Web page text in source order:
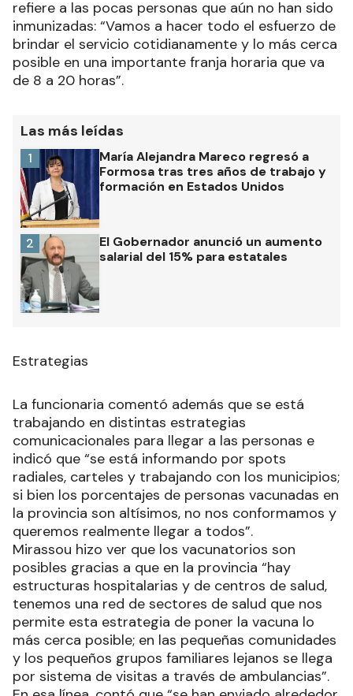
refiere a las pocas personas que aún no han sido
inmunizadas: “Vamos a hacer todo el esfuerzo de
brindar el servicio cotidianamente y lo más cerca
posible en una importante franja horaria que va
de 8 a 20 horas”.
Las más leídas
María Alejandra Mareco regresó a
Formosa tras tres años de trabajo y
formación en Estados Unidos
1
El Gobernador anunció un aumento
salarial del 15% para estatales
2
Estrategias
La funcionaria comentó además que se está
trabajando en distintas estrategias
comunicacionales para llegar a las personas e
indicó que “se está informando por spots
radiales, carteles y trabajando con los municipios;
si bien los porcentajes de personas vacunadas en
la provincia son altísimos, no nos conformamos y
queremos realmente llegar a todos”.
Mirassou hizo ver que los vacunatorios son
posibles gracias a que en la provincia “hay
estructuras hospitalarias y de centros de salud,
tenemos una red de sectores de salud que nos
permite esta estrategia de poner la vacuna lo
más cerca posible; en las pequeñas comunidades
y los pequeños grupos familiares lejanos se llega
por sistema de visitas a través de ambulancias”.